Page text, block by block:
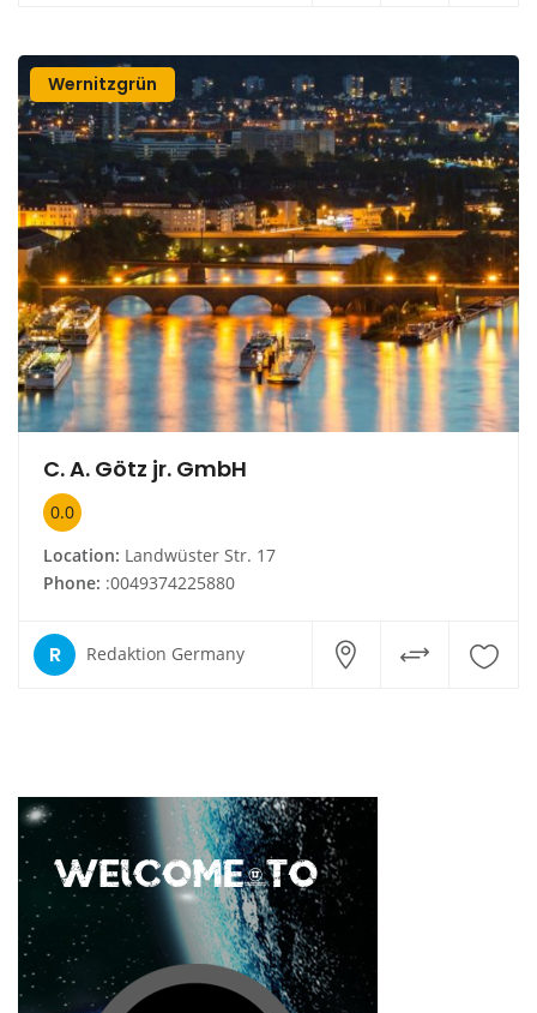
Wernitzgrün
C. A. Götz jr. GmbH
0.0
Location: Landwüster Str. 17
Phone: :0049374225880
R Redaktion Germany